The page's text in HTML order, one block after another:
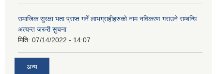
समाजिक सुरक्षा भता प्राप्त गर्ने लाभग्राहीहरुको नाम नविकरण गराउने सम्बन्धि
अत्यन्त जरुरी सुचना
मिति: 07/14/2022 - 14:07
अन्य